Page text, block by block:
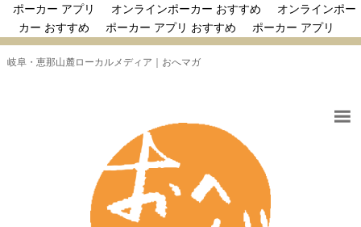
ポーカー アプリ オンラインポーカー おすすめ
オンラインポー
カー おすすめ
ポーカー アプリ おすすめ ポーカー アプリ
岐阜・恵那山麓ローカルメディア｜おへマガ